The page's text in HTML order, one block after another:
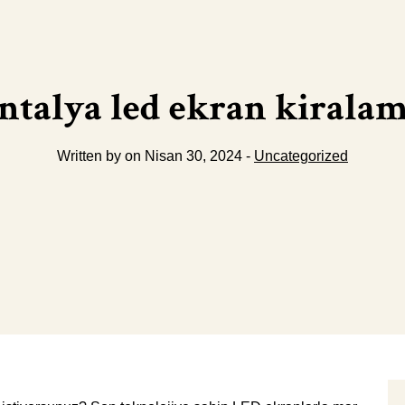
led ekran
Written by on Nisan 30, 2024 - Uncategorized